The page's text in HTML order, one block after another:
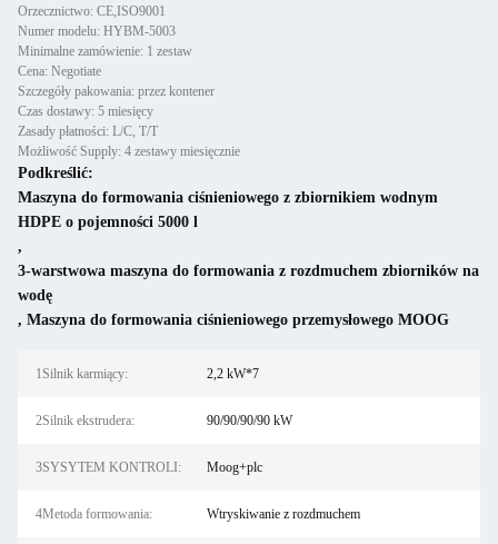
Orzecznictwo: CE,ISO9001
Numer modelu: HYBM-5003
Minimalne zamówienie: 1 zestaw
Cena: Negotiate
Szczegóły pakowania: przez kontener
Czas dostawy: 5 miesięcy
Zasady płatności: L/C, T/T
Możliwość Supply: 4 zestawy miesięcznie
Podkreślić:
Maszyna do formowania ciśnieniowego z zbiornikiem wodnym
HDPE o pojemności 5000 l
,
3-warstwowa maszyna do formowania z rozdmuchem zbiorników na
wodę
, Maszyna do formowania ciśnieniowego przemysłowego MOOG
1Silnik karmiący: 2,2 kW*7
2Silnik ekstrudera: 90/90/90/90 kW
3SYSYTEM KONTROLI: Moog+plc
4Metoda formowania: Wtryskiwanie z rozdmuchem